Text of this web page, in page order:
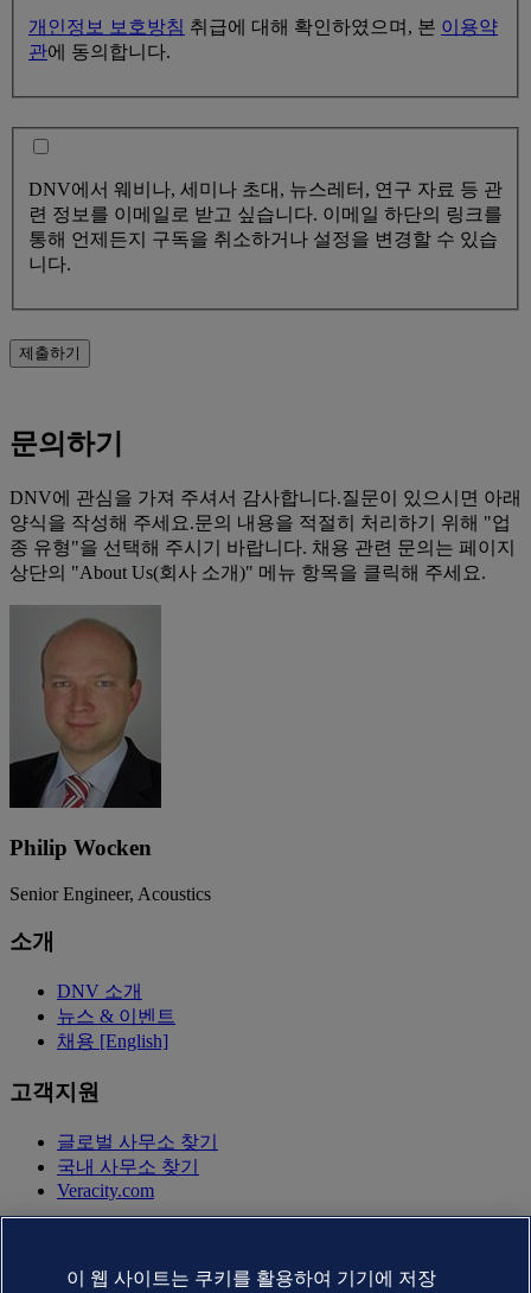
개인정보 보호방침 취급에 대해 확인하였으며, 본 이용약
관에 동의합니다.
DNV에서 웨비나, 세미나 초대, 뉴스레터, 연구 자료 등 관
련 정보를 이메일로 받고 싶습니다. 이메일 하단의 링크를
통해 언제든지 구독을 취소하거나 설정을 변경할 수 있습
니다.
제출하기
문의하기
DNV에 관심을 가져 주셔서 감사합니다.질문이 있으시면 아래
양식을 작성해 주세요.문의 내용을 적절히 처리하기 위해 "업
종 유형"을 선택해 주시기 바랍니다. 채용 관련 문의는 페이지
상단의 "About Us(회사 소개)" 메뉴 항목을 클릭해 주세요.
Philip Wocken
Senior Engineer, Acoustics
소개
DNV 소개
뉴스 & 이벤트
채용 [English]
고객지원
글로벌 사무소 찾기
국내 사무소 찾기
Veracity.com
Copyright © DNV AS 2025
이 웹 사이트는 쿠키를 활용하여 기기에 저장